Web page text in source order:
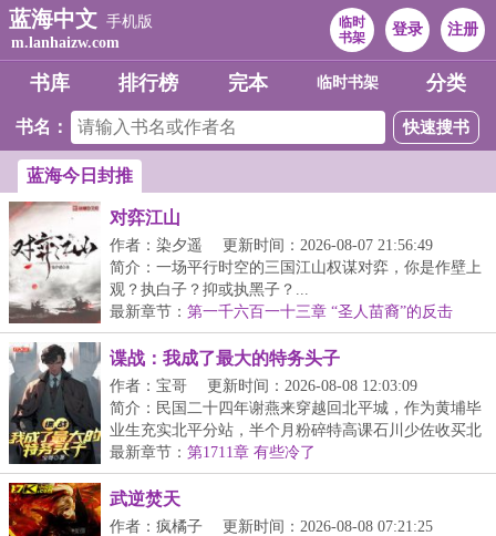
蓝海中文 手机版
m.lanhaizw.com
临时
书架
登录 注册
书库 排行榜 完本 临时书架 分类
书名：
蓝海今日封推
对弈江山
作者：染夕遥
更新时间：2026-08-07 21:56:49
简介：一场平行时空的三国江山权谋对弈，你是作壁上
观？执白子？抑或执黑子？...
最新章节： 第一千六百一十三章 “圣人苗裔”的反击
谍战：我成了最大的特务头子
作者：宝哥
更新时间：2026-08-08 12:03:09
简介：民国二十四年谢燕来穿越回北平城，作为黄埔毕
业生充实北平分站，半个月粉碎特高课石川少佐收买北
平...
最新章节： 第1711章 有些冷了
武逆焚天
作者：疯橘子
更新时间：2026-08-08 07:21:25